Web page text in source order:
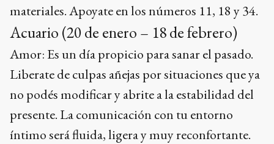
materiales. Apoyate en los números 11, 18 y 34.
Acuario (20 de enero – 18 de febrero)
Amor: Es un día propicio para sanar el pasado.
Liberate de culpas añejas por situaciones que ya
no podés modificar y abrite a la estabilidad del
presente. La comunicación con tu entorno
íntimo será fluida, ligera y muy reconfortante.